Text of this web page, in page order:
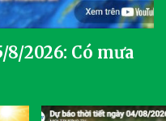
2026: Có mưa